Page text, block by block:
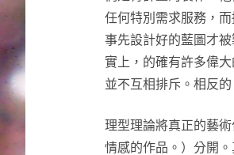
任何特別需求服務，
事先設計好的藍圖才
實上，的確有許多偉
並不互相排斥。相反
理型理論將真正的藝
情感的作品。）分開